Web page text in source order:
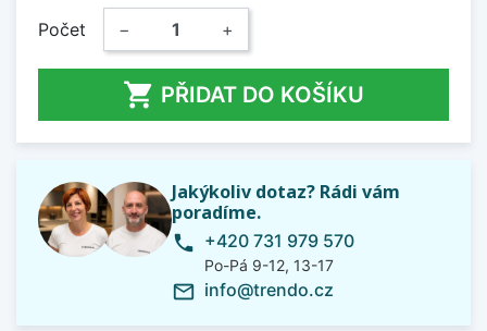
Počet − +
 PŘIDAT DO KOŠÍKU
Jakýkoliv dotaz? Rádi vám
poradíme.
phone +420 731 979 570
Po-Pá 9-12, 13-17
mail_outline info@trendo.cz